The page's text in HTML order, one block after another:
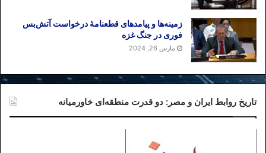
زمینه‌ها و پیامدهای قطعنامهٔ درخواست آتش‌بس
فوری در جنگ غزه
مارس 26, 2024
تاریخ روابط ایران و مصر: دو قدرت منطقه‌ای خاورمیانه